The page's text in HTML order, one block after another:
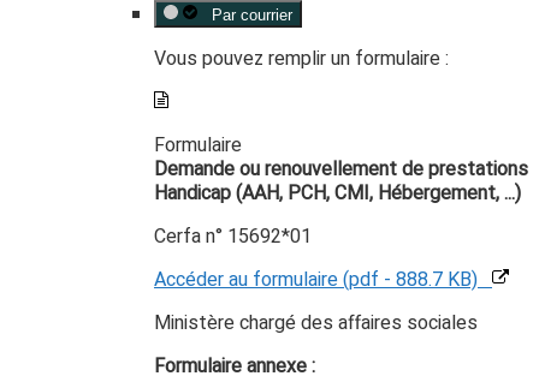
Par courrier
Vous pouvez remplir un formulaire :
Formulaire
Demande ou renouvellement de prestations
Handicap (AAH, PCH, CMI, Hébergement, ...)
Cerfa n° 15692*01
Accéder au formulaire (pdf - 888.7 KB)
Ministère chargé des affaires sociales
Formulaire annexe :